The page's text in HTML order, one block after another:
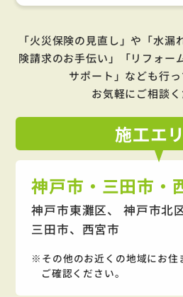
「火災保険の見直し」や「水
険請求のお手伝い」「リフォー
サポート」 なども行っ
お気軽にご相談く
施工エ
神戸市・三田市・
神戸市東灘区、 神戸市北
三田市、西宮市
その他のお近くの地域にお住
ご確認ください。